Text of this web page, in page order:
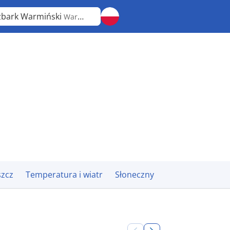
Warmiński Warmińsko-Mazurskie
Temperatura i wiatr Słoneczny